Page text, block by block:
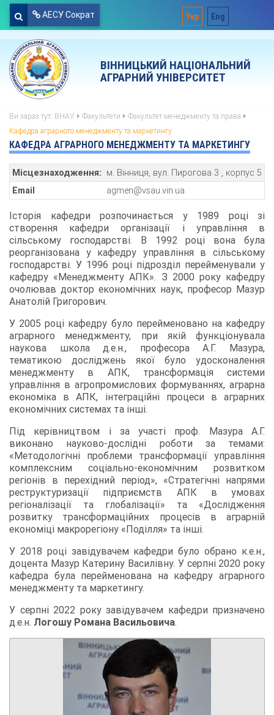
АЕСУ Сократ Укр Eng
ВІННИЦЬКИЙ НАЦІОНАЛЬНИЙ
АГРАРНИЙ УНІВЕРСИТЕТ
Ви зараз тут: ВНАУ Факультети
Факультет менеджменту та права
Кафедра аграрного менеджменту та маркетингу
КАФЕДРА АГРАРНОГО МЕНЕДЖМЕНТУ ТА МАРКЕТИНГУ
Місцезнаходження: м. Вінниця, вул. Пирогова 3 , корпус 5
Email
agmen@vsau.vin.ua
Історія кафедри розпочинається у 1989 році зі
створення кафедри організації і управління в
сільському господарстві. В 1992 році вона була
реорганізована у кафедру управління в сільському
господарстві. У 1996 році підрозділ перейменували у
кафедру «Менеджменту АПК». З 2000 року кафедру
очолював доктор економічних наук, професор Мазур
Анатолій Григорович.
У 2005 році кафедру було перейменовано на кафедру
аграрного менеджменту, при якій функціонувала
наукова школа д.е.н., професора А.Г. Мазура,
тематикою досліджень якої було удосконалення
менеджменту в АПК, трансформація системи
управління в агропромислових формуваннях, аграрна
економіка в АПК, інтеграційні процеси в аграрних
економічних системах та інші.
Під керівництвом і за участі проф. Мазура А.Г.
виконано науково-дослідні роботи за темами:
«Методологічні проблеми трансформації управління
комплексним соціально-економічним розвитком
регіонів в перехідний період», «Стратегічні напрями
реструктуризації підприємств АПК в умовах
регіоналізації та глобалізації» та «Дослідження
розвитку трансформаційних процесів в аграрній
економіці макрорегіону «Поділля» та інші.
У 2018 році завідувачем кафедри було обрано к.е.н.,
доцента Мазур Катерину Василівну. У серпні 2020 року
кафедра була перейменована на кафедру аграрного
менеджменту та маркетингу.
У серпні 2022 року завідувачем кафедри призначено
д.е.н. Логошу Романа Васильовича.